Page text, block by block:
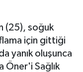
(25), soğuk
için gittiği
yanık oluşunca
Öner'i Sağlık